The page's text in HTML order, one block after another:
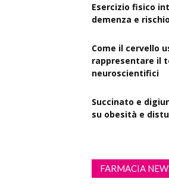
Esercizio fisico
demenza e
Come il cervello
rappresentare il
neuroscientifici
Succinato e
su obesità e
FARMACIA